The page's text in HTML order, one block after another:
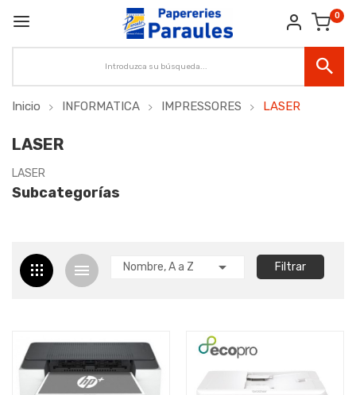
0
Inicio INFORMATICA IMPRESSORES LASER
LASER
LASER
Subcategorías
Nombre, A a Z  Filtrar